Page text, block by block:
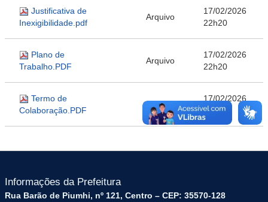
Justificativa de
Inexigibilidade.pdf
Arquivo
17/02/2026
22h20
Plano de
Trabalho.PDF
Arquivo
17/02/2026
22h20
Termo de
Colaboração.PDF
Arquivo
17/02/2026
22h20
Informações da Prefeitura
Rua Barão de Piumhi, nº 121, Centro – CEP: 35570-128